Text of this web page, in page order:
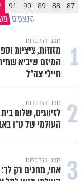
87
88
89
90
91
הנצפים
1 תכני הידברות
מזוזות, ציציות
המיזם שיביא
חיילי צה"ל
2 תכני הידברות
לזיווגים, שלום
העולמי של ט"ו
3 תכני הידברות
אחי, מחכים רק לך: